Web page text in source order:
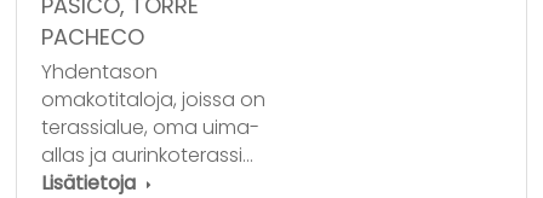
PACHECO
Yhdentason
omakotitaloja, joissa on
terassialue, oma uima-
allas ja aurinkoterassi…
Lisätietoja